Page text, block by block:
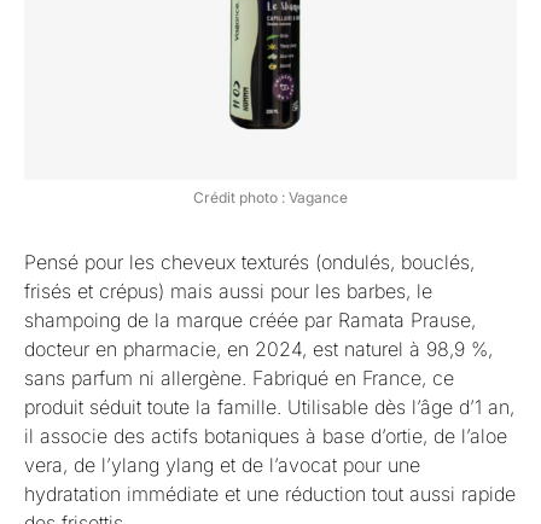
Crédit photo : Vagance
Pensé pour les cheveux texturés (ondulés, bouclés,
frisés et crépus) mais aussi pour les barbes, le
shampoing de la marque créée par Ramata Prause,
docteur en pharmacie, en 2024, est naturel à 98,9 %,
sans parfum ni allergène. Fabriqué en France, ce
produit séduit toute la famille. Utilisable dès l’âge d’1 an,
il associe des actifs botaniques à base d’ortie, de l’aloe
vera, de l’ylang ylang et de l’avocat pour une
hydratation immédiate et une réduction tout aussi rapide